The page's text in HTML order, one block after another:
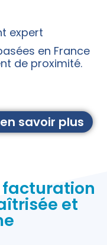
expert
en France
de proximité.
savoir plus
facturation
et